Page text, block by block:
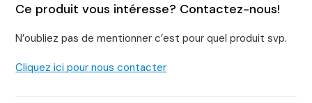
Ce produit vous intéresse? Contactez-nous!
N’oubliez pas de mentionner c’est pour quel produit svp.
Cliquez ici pour nous contacter